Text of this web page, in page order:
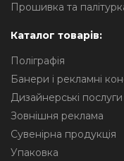
Прошивка та
Каталог товарів:
Поліграфія
Банери і рекламні
Дизайнерські послуги
Зовнішня реклама
Сувенірна продукція
Упаковка